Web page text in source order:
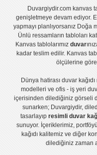
Duvargiydir.com kanvas
genişletmeye devam ediyor.
yapmayı planlıyorsanız Doğa
Ünlü ressamların tabloları
Kanvas tablolarımız duvar
kadar teslim edilir. Kanvas
ölçülerine
Dünya hatirası duvar
modelleri ve ofis - iş yeri
içerisinden dilediğiniz görseli
sunarken; Duvargiydir,
tasarlayıp resimli duvar
sunuyor. İçeriklerimiz,
kağıdı kalitemiz ve diğer
dilediğiniz zaman